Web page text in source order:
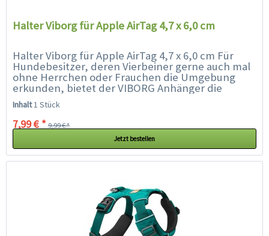
Halter Viborg für Apple AirTag 4,7 x 6,0 cm
Halter Viborg für Apple AirTag 4,7 x 6,0 cm Für
Hundebesitzer, deren Vierbeiner gerne auch mal
ohne Herrchen oder Frauchen die Umgebung
erkunden, bietet der VIBORG Anhänger die
perfekte Kombination aus Stil, Funktionalität
und...
Inhalt1 Stück
7,99 € * 9,99 € *
Jetzt bestellen